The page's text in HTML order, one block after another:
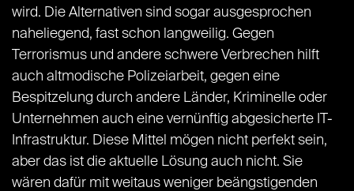
wird. Die Alternativen sind sogar ausgesprochen
naheliegend, fast schon langweilig. Gegen
Terrorismus und andere schwere Verbrechen hilft
auch altmodische Polizeiarbeit, gegen eine
Bespitzelung durch andere Länder, Kriminelle oder
Unternehmen auch eine vernünftig abgesicherte IT-
Infrastruktur. Diese Mittel mögen nicht perfekt sein,
aber das ist die aktuelle Lösung auch nicht. Sie
wären dafür mit weitaus weniger beängstigenden